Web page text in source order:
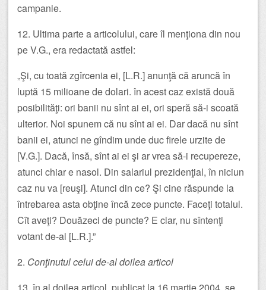
campanie.
12. Ultima parte a articolului, care îl menţiona din nou
pe V.G., era redactată astfel:
„Şi, cu toată zgîrcenia ei, [L.R.] anunţă că aruncă în
luptă 15 milioane de dolari. în acest caz există două
posibilităţi: ori banii nu sînt ai ei, ori speră să-i scoată
ulterior. Noi spunem că nu sînt ai ei. Dar dacă nu sînt
banii ei, atunci ne gîndim unde duc firele urzite de
[V.G.]. Dacă, însă, sînt ai ei şi ar vrea să-i recupereze,
atunci chiar e nasol. Din salariul prezidenţial, în niciun
caz nu va [reuşi]. Atunci din ce? Şi cine răspunde la
întrebarea asta obţine încă zece puncte. Faceţi totalul.
Cît aveţi? Douăzeci de puncte? E clar, nu sîntenţi
votant de-al [L.R.].”
2. Conţinutul celui de-al doilea articol
13. în al doilea articol, publicat la 16 martie 2004, se